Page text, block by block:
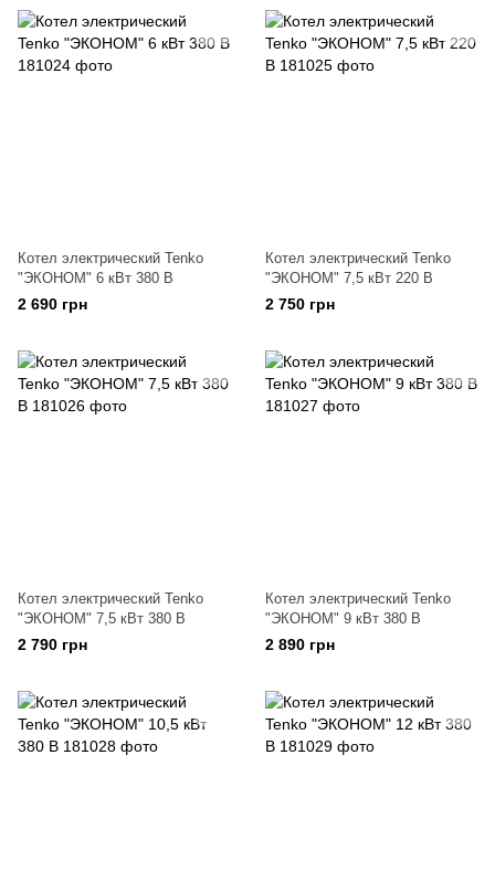
Котел электрический Tenko
"ЭКОНОМ" 6 кВт 380 В
2 690 грн
Котел электрический Tenko
"ЭКОНОМ" 7,5 кВт 220 В
2 750 грн
Котел электрический Tenko
"ЭКОНОМ" 7,5 кВт 380 В
2 790 грн
Котел электрический Tenko
"ЭКОНОМ" 9 кВт 380 В
2 890 грн